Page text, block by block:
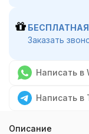
БЕСПЛАТНАЯ
Заказать
Написать в
Написать в
Описание